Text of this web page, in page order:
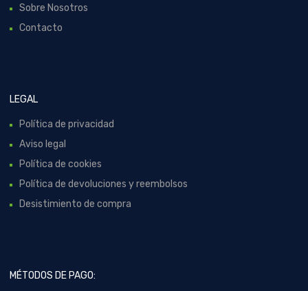
Sobre Nosotros
Contacto
LEGAL
Política de privacidad
Aviso legal
Política de cookies
Política de devoluciones y reembolsos
Desistimiento de compra
MÉTODOS DE PAGO: